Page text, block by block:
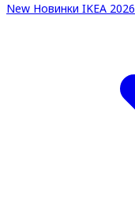
New Новинки IKEA 2026